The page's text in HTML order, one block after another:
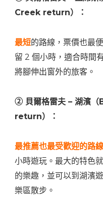
Creek return）：
最短的路線，票價也最
留 2 個小時，適合時間
將腳伸出窗外的旅客。
② 貝爾格雷夫 – 湖濱
return）：
最推薦也最受歡迎的路線
小時遊玩。最大的特色
的樂趣，並可以到湖濱
樂區散步。